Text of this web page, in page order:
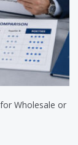
Wholesale or